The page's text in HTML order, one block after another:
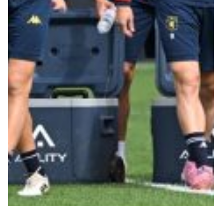
Summer Sale
Mare
Accessori
Party
Outlet
Helan x Genoa
Isolani x Genoa
Gift Card Online Store